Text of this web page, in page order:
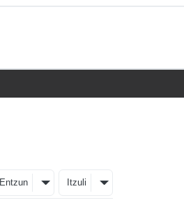
Entzun Itzuli